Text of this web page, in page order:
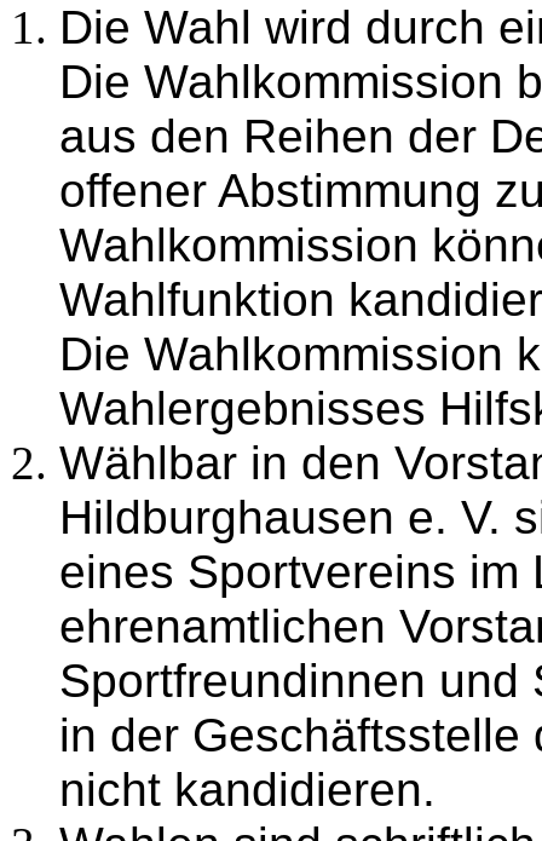
Die Wahl wird durch
Die Wahlkommission
aus den Reihen der
offener Abstimmung
Wahlkommission
Wahlfunktion
Die Wahlkommission
Wahlergebnisses
Wählbar in den
Hildburghausen e. V.
eines Sportvereins im
ehrenamtlichen
Sportfreundinnen und
in der
nicht kandidieren.